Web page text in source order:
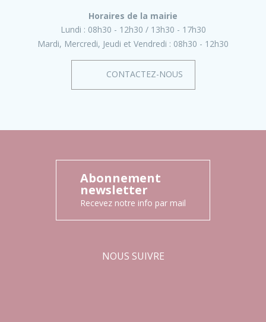
Horaires de la mairie
Lundi : 08h30 - 12h30
13h30 - 17h30
Mardi, Mercredi, Jeudi et Vendredi : 08h30 - 12h30
CONTACTEZ-NOUS
Abonnement
newsletter
Recevez notre info par mail
NOUS SUIVRE